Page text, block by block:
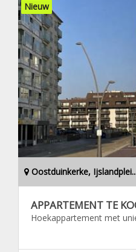
Nieuw
Oostduinkerke,
APPARTEMENT TE
Hoekappartement met